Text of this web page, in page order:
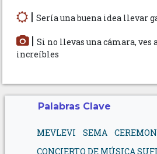
| Sería una buena idea llevar
| Si no llevas una cámara, ves
increíbles
Palabras Clave
MEVLEVI SEMA
CONCIERTO DE MÚSICA SUFI